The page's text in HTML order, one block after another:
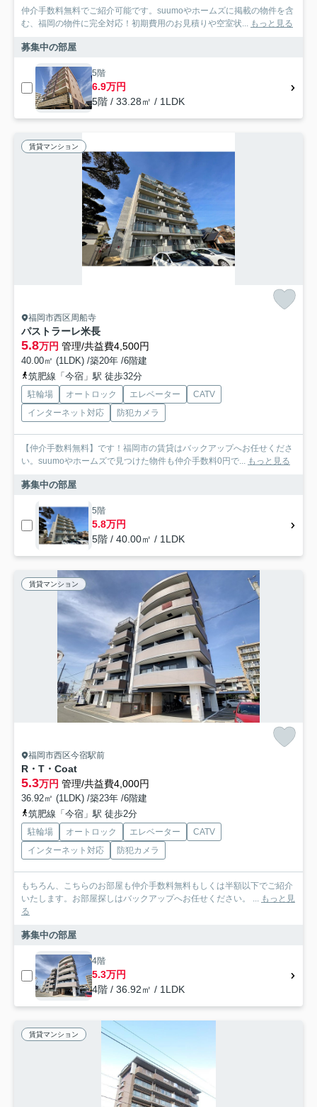
仲介手数料無料でご紹介可能です。suumoやホームズに掲載の物件を含
む、福岡の物件に完全対応！初期費用のお見積りや空室状... もっと見る
募集中の部屋
5階
6.9万円
5階 / 33.28㎡ / 1LDK
賃貸マンション
福岡市西区周船寺
パストラーレ米長
5.8万円 管理/共益費4,500円
40.00㎡ (1LDK) /築20年 /6階建
筑肥線「今宿」駅 徒歩32分
駐輪場 オートロック エレベーター
CATV
インターネット対応
防犯カメラ
【仲介手数料無料】です！福岡市の賃貸はバックアップへお任せくださ
い。suumoやホームズで見つけた物件も仲介手数料0円で... もっと見る
募集中の部屋
5階
5.8万円
5階 / 40.00㎡ / 1LDK
賃貸マンション
福岡市西区今宿駅前
R・T・Coat
5.3万円 管理/共益費4,000円
36.92㎡ (1LDK) /築23年 /6階建
筑肥線「今宿」駅 徒歩2分
駐輪場 オートロック エレベーター
CATV
インターネット対応
防犯カメラ
もちろん、こちらのお部屋も仲介手数料無料もしくは半額以下でご紹介
いたします。お部屋探しはバックアップへお任せください。 ... もっと見
る
募集中の部屋
4階
5.3万円
4階 / 36.92㎡ / 1LDK
賃貸マンション